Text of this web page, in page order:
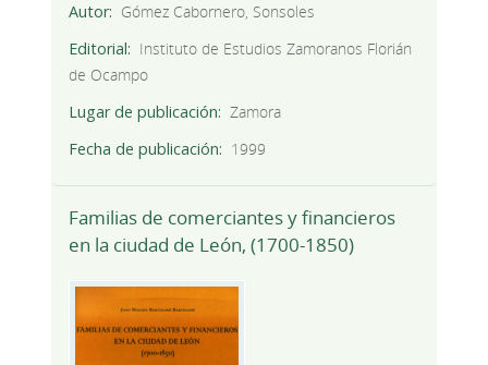
Autor
Gómez Cabornero, Sonsoles
Editorial
Instituto de Estudios Zamoranos Florián
de Ocampo
Lugar de publicación
Zamora
Fecha de publicación
1999
Familias de comerciantes y financieros
en la ciudad de León, (1700-1850)